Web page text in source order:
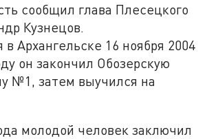
сообщил глава Плесецкого
Кузнецов.
Архангельске 16 ноября 2004
он закончил Обозерскую
№1, затем выучился на
молодой человек заключил